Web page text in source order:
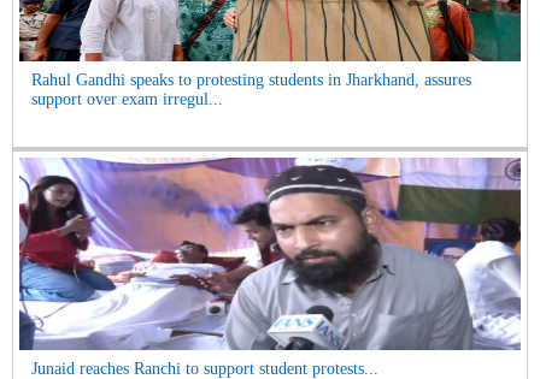
Rahul Gandhi speaks to protesting students in Jharkhand, assures
support over exam irregul...
Junaid reaches Ranchi to support student protests...